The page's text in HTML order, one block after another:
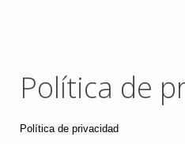
Política de
Política de privacidad